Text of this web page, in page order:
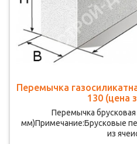
Перемычка
130 (цена
Перемычка
мм)Примечание:Брусковые
из